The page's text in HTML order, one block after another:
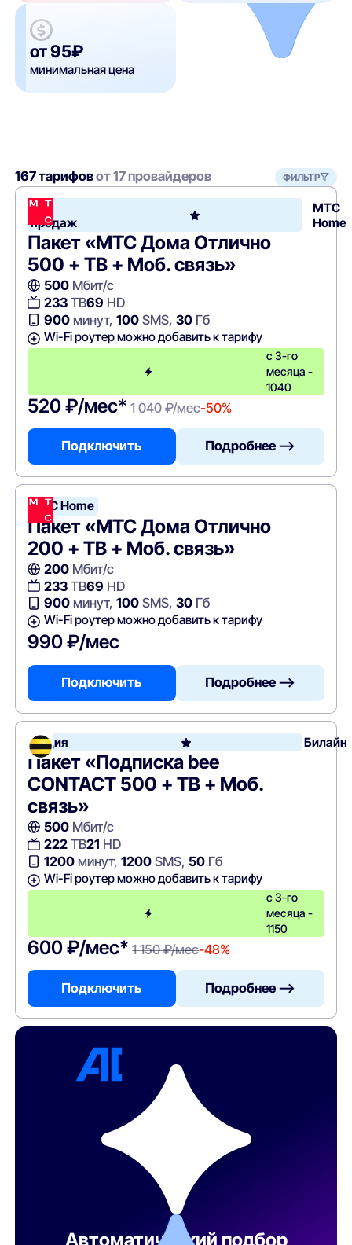
от 95₽
минимальная цена
167 тарифовот 17 провайдеров ФИЛЬТР
Хит
продаж
МТС
Home
Пакет «МТС Дома Отлично
500 + ТВ + Моб. связь»
500Мбит/с
233ТВ69 HD
900минут, 100SMS, 30Гб
Wi-Fi роутер можно добавить к тарифу
с 3-го
месяца -
1040
520 ₽/мес* 1 040 ₽/мес-50%
Подключить Подробнее —>
МТС Home
Пакет «МТС Дома Отлично
200 + ТВ + Моб. связь»
200Мбит/с
233ТВ69 HD
900минут, 100SMS, 30Гб
Wi-Fi роутер можно добавить к тарифу
990 ₽/мес
Подключить Подробнее —>
Акция Билайн
Пакет «Подписка bee
CONTACT 500 + ТВ + Моб.
связь»
500Мбит/с
222ТВ21 HD
1200минут, 1200SMS, 50Гб
Wi-Fi роутер можно добавить к тарифу
с 3-го
месяца -
1150
600 ₽/мес* 1 150 ₽/мес-48%
Подключить Подробнее —>
Автоматический подбор